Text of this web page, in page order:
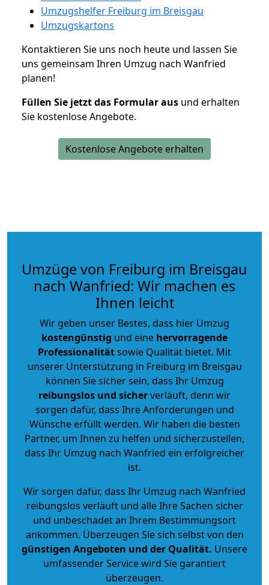
Umzugshelfer Freiburg im Breisgau
Umzugskartons
Kontaktieren Sie uns noch heute und lassen Sie
uns gemeinsam Ihren Umzug nach Wanfried
planen!
Füllen Sie jetzt das Formular aus und erhalten
Sie kostenlose Angebote.
Kostenlose Angebote erhalten
Umzüge von Freiburg im Breisgau
nach Wanfried: Wir machen es
Ihnen leicht
Wir geben unser Bestes, dass hier Umzug
kostengünstig und eine hervorragende
Professionalitätsowie Qualität bietet. Mit
unserer Unterstützung in Freiburg im Breisgau
können Sie sicher sein, dass Ihr Umzug
reibungslos und sicherverläuft, denn wir
sorgen dafür, dass Ihre Anforderungen und
Wünsche erfüllt werden. Wir haben die besten
Partner, um Ihnen zu helfen und sicherzustellen,
dass Ihr Umzug nach Wanfried ein erfolgreicher
ist.
Wir sorgen dafür, dass Ihr Umzug nach Wanfried
reibungslos verläuft und alle Ihre Sachen sicher
und unbeschadet an Ihrem Bestimmungsort
ankommen. Überzeugen Sie sich selbst von den
günstigen Angeboten und der Qualität. Unsere
umfassender Service wird Sie garantiert
überzeugen.